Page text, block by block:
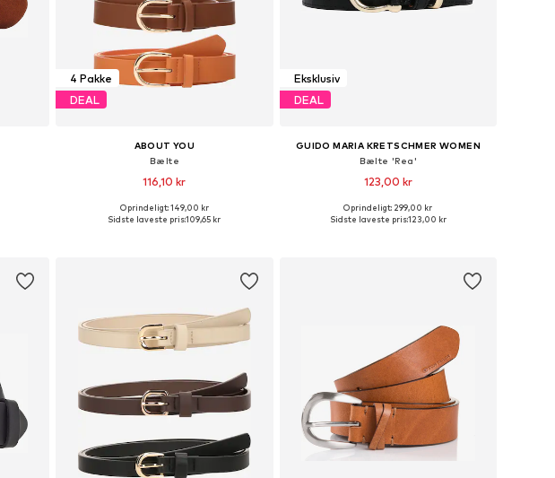
4 Pakke
DEAL
ABOUT YOU
Bælte
116,10 kr
Tilgængelige størrelser: 80, 85, 90, 95
Oprindeligt: 149,00 kr
Sidste laveste pris:109,65 kr
Eksklusiv
DEAL
GUIDO MARIA KRETSCHMER WOMEN
Bælte 'Rea'
123,00 kr
Tilgængelige størrelser: 75-85, 95-105
Oprindeligt: 299,00 kr
Sidste laveste pris:123,00 kr